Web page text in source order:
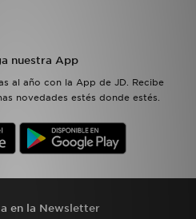
nuestra App
al año con la App de JD. Recibe
novedades estés donde estés.
en la Newsletter